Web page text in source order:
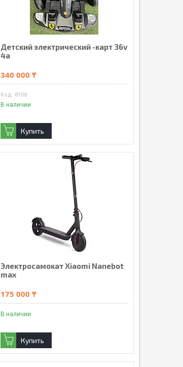
Детский электрический -карт 36v
4a
340 000 ₸
8108
В наличии
Купить
Электросамокат Xiaomi Nanebot
max
175 000 ₸
В наличии
Купить